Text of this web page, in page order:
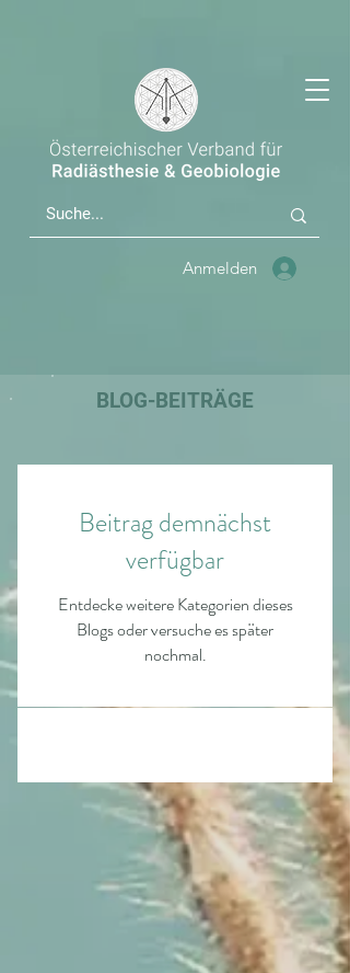
Anmelden
BLOG-BEITRÄGE
Beitrag demnächst
verfügbar
Entdecke weitere Kategorien dieses
Blogs oder versuche es später
nochmal.